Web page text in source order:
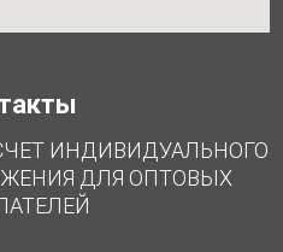
ИНДИВИДУАЛЬНОГО
ДЛЯ ОПТОВЫХ